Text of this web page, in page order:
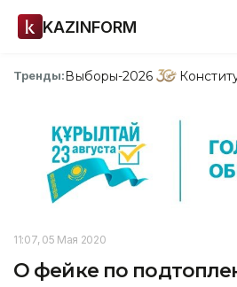
KAZINFORM
Тренды:Выборы-2026
11:07, 05 Мая 2020
О фейке по